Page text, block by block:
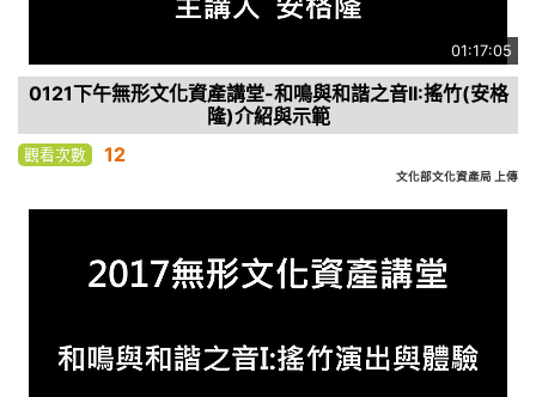
01:17:05
0121下午無形文化資產講堂-和鳴與和諧之音II:搖竹(安格
隆)介紹與示範
觀看次數 12
文化部文化資產局 上傳